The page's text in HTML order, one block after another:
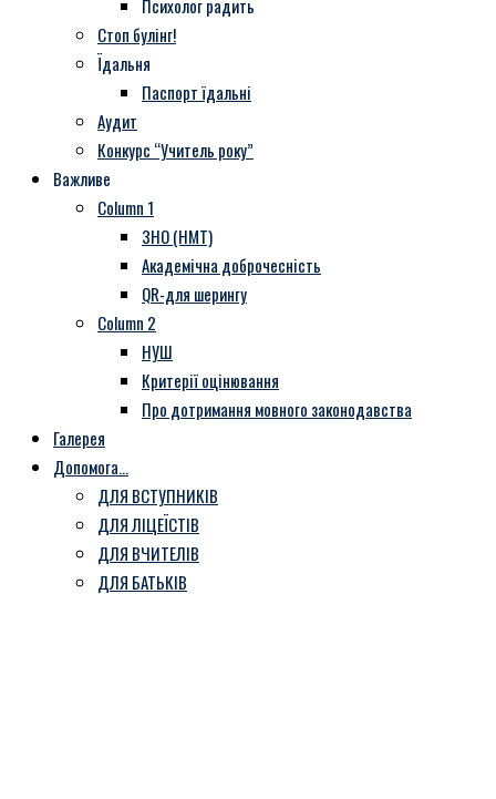
Психолог радить
Стоп булінг!
Їдальня
Паспорт їдальні
Аудит
Конкурс “Учитель року”
Важливе
Column 1
ЗНО (НМТ)
Академічна доброчесність
QR-для шерингу
Column 2
НУШ
Критерії оцінювання
Про дотримання мовного законодавства
Галерея
Допомога…
ДЛЯ ВСТУПНИКІВ
ДЛЯ ЛІЦЕЇСТІВ
ДЛЯ ВЧИТЕЛІВ
ДЛЯ БАТЬКІВ